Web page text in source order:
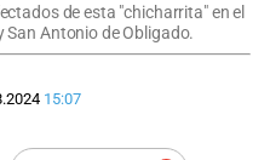
de esta "chicharrita" en el
Antonio de Obligado.
15:07